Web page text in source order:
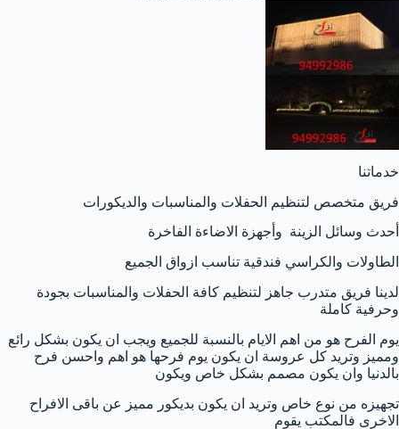
خدماتنا
فريق متخصص لتنظيم الحفلات والمناسبات والديكورات
أحدث وسائل الزينة وأجهزة الاضاءة الفاخرة
الطاولات والكراسي فندقية تناسب ازواق الجميع
لدينا فريق متدرب جاهز لتنظيم كافة الحفلات والمناسبات بجودة
وحرفية كاملة
يوم الفرح هو من اهم الايام بالنسبة للجميع ويجب ان يكون بشكل رائع
ومميز وتريد كل عروسة ان يكون يوم فرحها هو اهم واحسن فرح
بالدنيا وان يكون مصمم بشكل خاص ويكون
تجهيزه من نوع خاص وتريد ان يكون بديكور مميز عن باقى الافراح
الاخرى فالمكتب يقوم